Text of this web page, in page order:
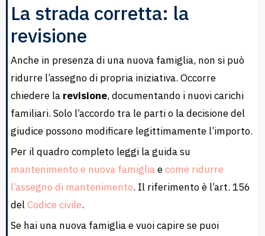
La strada corretta: la
revisione
Anche in presenza di una nuova famiglia, non si può
ridurre l’assegno di propria iniziativa. Occorre
chiedere la revisione, documentando i nuovi carichi
familiari. Solo l’accordo tra le parti o la decisione del
giudice possono modificare legittimamente l’importo.
Per il quadro completo leggi la guida su
mantenimento e nuova famigliaecome ridurre
l’assegno di mantenimento. Il riferimento è l’art. 156
delCodice civile.
Se hai una nuova famiglia e vuoi capire se puoi